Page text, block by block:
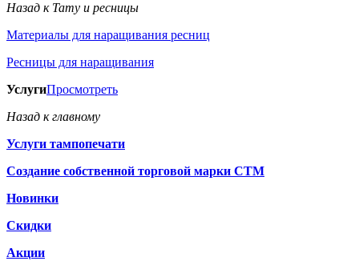
Назад к Тату и ресницы
Материалы для наращивания ресниц
Ресницы для наращивания
УслугиПросмотреть
Назад к главному
Услуги тампопечати
Создание собственной торговой марки СТМ
Новинки
Скидки
Акции